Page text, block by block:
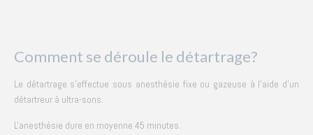
Comment se déroule le détartrage?
Le détartrage s'effectue sous anesthésie fixe ou gazeuse à l’aide d’un
détartreur à ultra-sons.
L'anesthésie dure en moyenne 45 minutes.